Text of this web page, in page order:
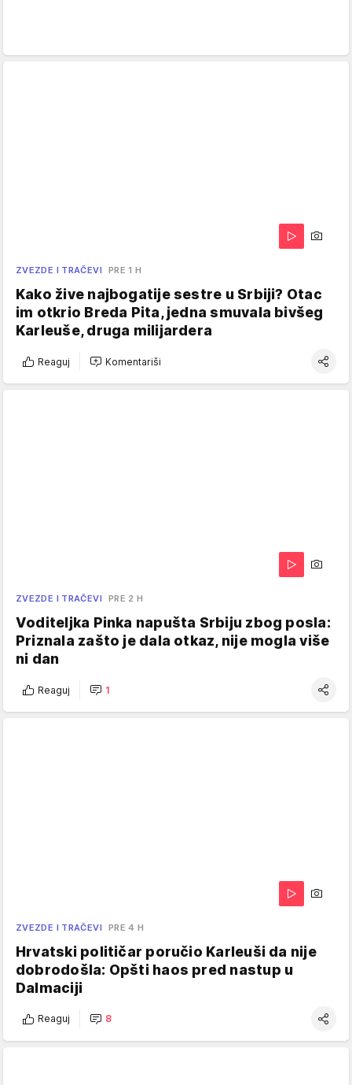
ZVEZDE I TRAČEVI PRE 1 H
Kako žive najbogatije sestre u Srbiji? Otac
im otkrio Breda Pita, jedna smuvala bivšeg
Karleuše, druga milijardera
Reaguj Komentariši
ZVEZDE I TRAČEVI PRE 2 H
Voditeljka Pinka napušta Srbiju zbog posla:
Priznala zašto je dala otkaz, nije mogla više
ni dan
Reaguj 1
ZVEZDE I TRAČEVI PRE 4 H
Hrvatski političar poručio Karleuši da nije
dobrodošla: Opšti haos pred nastup u
Dalmaciji
Reaguj 8